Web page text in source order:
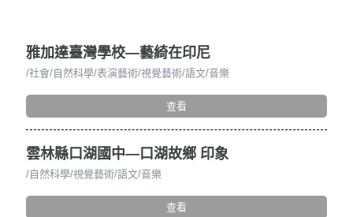
雅加達臺灣學校—藝綺在印尼
社會 自然科學 表演藝術 視覺藝術 語文 音樂
查看
雲林縣口湖國中—口湖故鄉 印象
自然科學 視覺藝術 語文 音樂
查看